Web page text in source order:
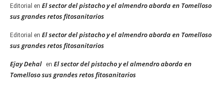
Editorial en El sector del pistacho y el almendro aborda en Tomelloso
sus grandes retos fitosanitarios
Editorial en El sector del pistacho y el almendro aborda en Tomelloso
sus grandes retos fitosanitarios
Ejay Dehal en El sector del pistacho y el almendro aborda en
Tomelloso sus grandes retos fitosanitarios